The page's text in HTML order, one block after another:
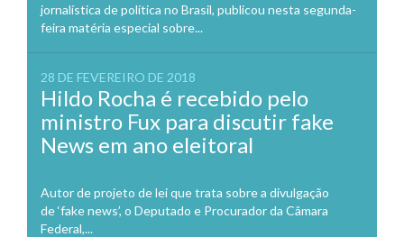
jornalística de política no Brasil, publicou nesta segunda-
feira matéria especial sobre...
28 DE FEVEREIRO DE 2018
Hildo Rocha é recebido pelo
ministro Fux para discutir fake
News em ano eleitoral
Autor de projeto de lei que trata sobre a divulgação
de ‘fake news’, o Deputado e Procurador da Câmara
Federal,...